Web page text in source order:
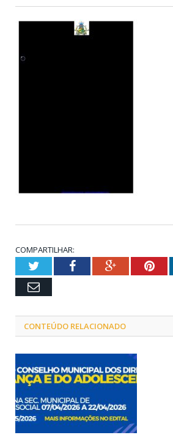
COMPARTILHAR:
TwitterFacebookGoogle+
Email
CONTEÚDO RELACIONADO